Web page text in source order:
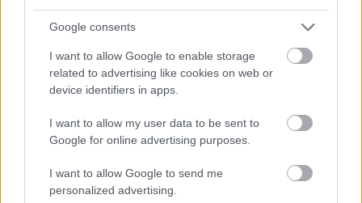
Google consents
I want to allow Google to enable storage
related to advertising like cookies on web or
device identifiers in apps.
I want to allow my user data to be sent to
Google for online advertising purposes.
I want to allow Google to send me
personalized advertising.
FORMA-1 / 2020. SZEPT. 14.
Vettel megpróbált venni egy
F2004-et, azonban túl drágának